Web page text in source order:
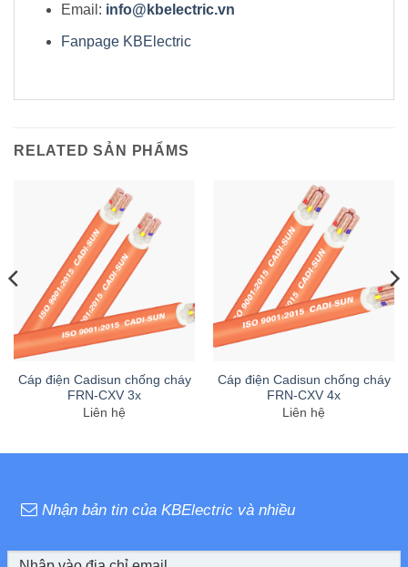
Email: info@kbelectric.vn
Fanpage KBElectric
RELATED SẢN PHẨMS
Cáp điện Cadisun chống cháy
FRN-CXV 3x
Liên hệ
Cáp điện Cadisun chống cháy
FRN-CXV 4x
Liên hệ
Nhận bản tin của KBElectric và nhiều